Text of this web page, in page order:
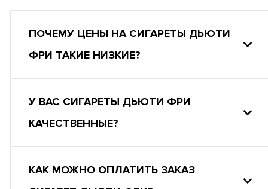
ПОЧЕМУ ЦЕНЫ НА СИГАРЕТЫ ДЬЮТИ
ФРИ ТАКИЕ НИЗКИЕ?
У ВАС СИГАРЕТЫ ДЬЮТИ ФРИ
КАЧЕСТВЕННЫЕ?
КАК МОЖНО ОПЛАТИТЬ ЗАКАЗ